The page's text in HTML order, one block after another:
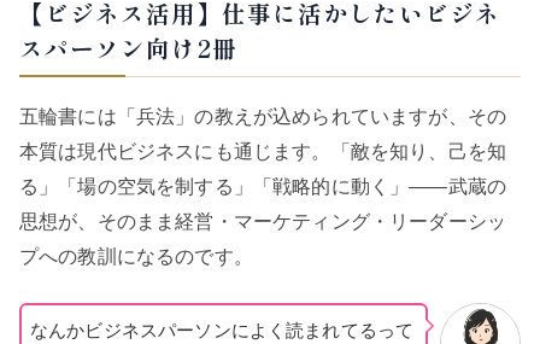
【ビジネス活用】仕事に活かしたいビジネ
スパーソン向け2冊
五輪書には「兵法」の教えが込められていますが、その
本質は現代ビジネスにも通じます。「敵を知り、己を知
る」「場の空気を制する」「戦略的に動く」——武蔵の
思想が、そのまま経営・マーケティング・リーダーシッ
プへの教訓になるのです。
なんかビジネスパーソンによく読まれてるって